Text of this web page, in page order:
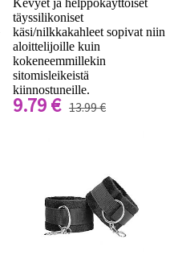
täyssilikoniset
käsi/nilkkakahleet sopivat niin
aloittelijoille kuin
kokeneemmillekin
sitomisleikeistä
kiinnostuneille.
9.79 € 13.99 €